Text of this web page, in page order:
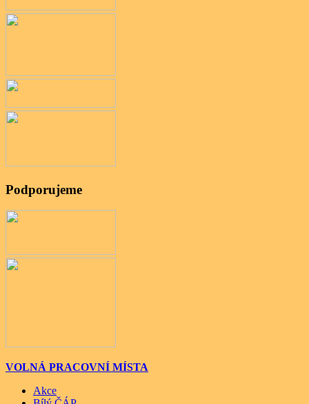
Podporujeme
VOLNÁ PRACOVNÍ MÍSTA
Akce